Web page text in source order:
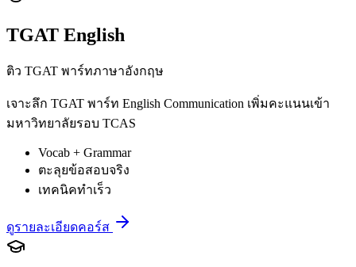
TGAT English
ติว TGAT พาร์ทภาษาอังกฤษ
เจาะลึก TGAT พาร์ท English Communication เพิ่มคะแนนเข้า
มหาวิทยาลัยรอบ TCAS
Vocab + Grammar
ตะลุยข้อสอบจริง
เทคนิคทำเร็ว
ดูรายละเอียดคอร์ส